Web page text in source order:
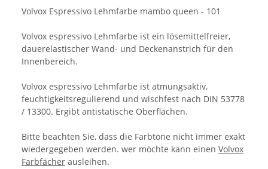
Volvox Espressivo Lehmfarbe mambo queen - 101
Volvox espressivo Lehmfarbe ist ein lösemittelfreier,
dauerelastischer Wand- und Deckenanstrich für den
Innenbereich.
Volvox espressivo Lehmfarbe ist atmungsaktiv,
feuchtigkeitsregulierend und wischfest nach DIN 53778
/ 13300. Ergibt antistatische Oberflächen.
Bitte beachten Sie, dass die Farbtöne nicht immer exakt
wiedergegeben werden. wer möchte kann einen Volvox
Farbfächer ausleihen.